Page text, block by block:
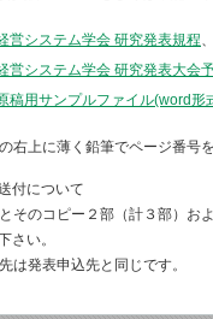
営システム学会 研究発表規程
営システム学会 研究発表大会
稿用サンプルファイル(word形
右上に薄く鉛筆でページ番号
付について
そのコピー２部（計３部）お
い。
は発表申込先と同じです。